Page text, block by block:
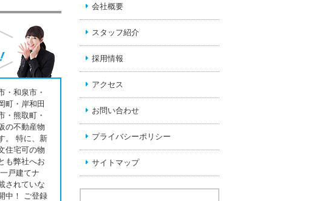
・和泉市・
町・岸和田
・熊取町・
の不動産物
。 特に、新
住宅可の物
も弊社へお
戸建てナ
されていな
中！ ご登録
会社概要
スタッフ紹介
採用情報
アクセス
お問い合わせ
プライバシーポリシー
サイトマップ